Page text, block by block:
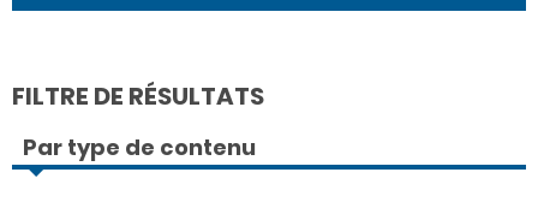
FILTRE DE RÉSULTATS
Par type de contenu